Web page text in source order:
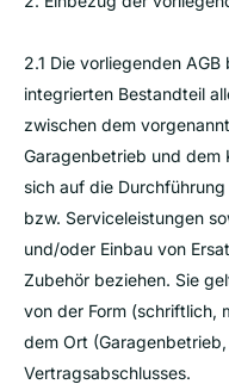
2.1 Die vorliegenden AGB
integrierten Bestandteil
zwischen dem
Garagenbetrieb und dem
sich auf die
bzw. Serviceleistungen
und/oder Einbau von
Zubehör beziehen. Sie
von der Form (schriftlich,
dem Ort
Vertragsabschlusses.